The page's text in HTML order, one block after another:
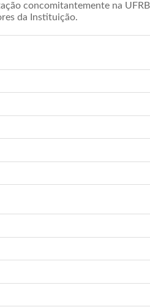
concomitantemente na
da Instituição.